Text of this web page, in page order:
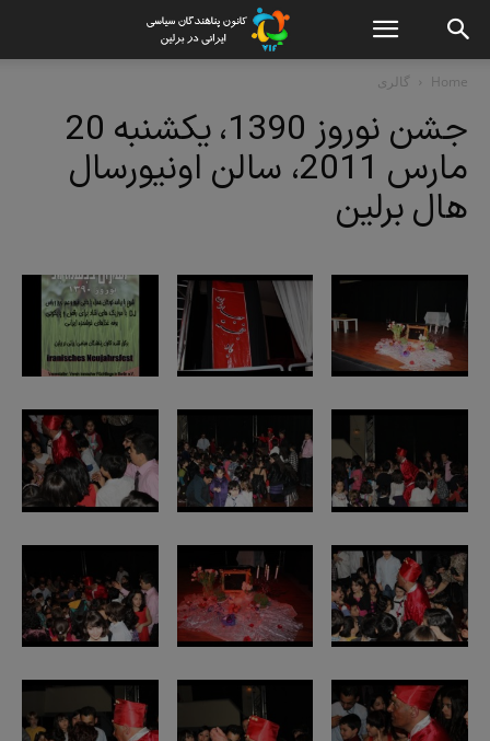
Home گالری
جشن نوروز 1390، یکشنبه 20
مارس 2011، سالن اونیورسال
هال برلین